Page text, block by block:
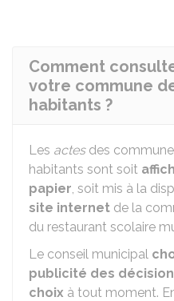
Comment
votre commune
habitants ?
Les actesdes
habitants sont soit
papier, soit mis à la
site internet de la
du restaurant scolaire
Le conseil municipal
publicité des
choix à tout moment.